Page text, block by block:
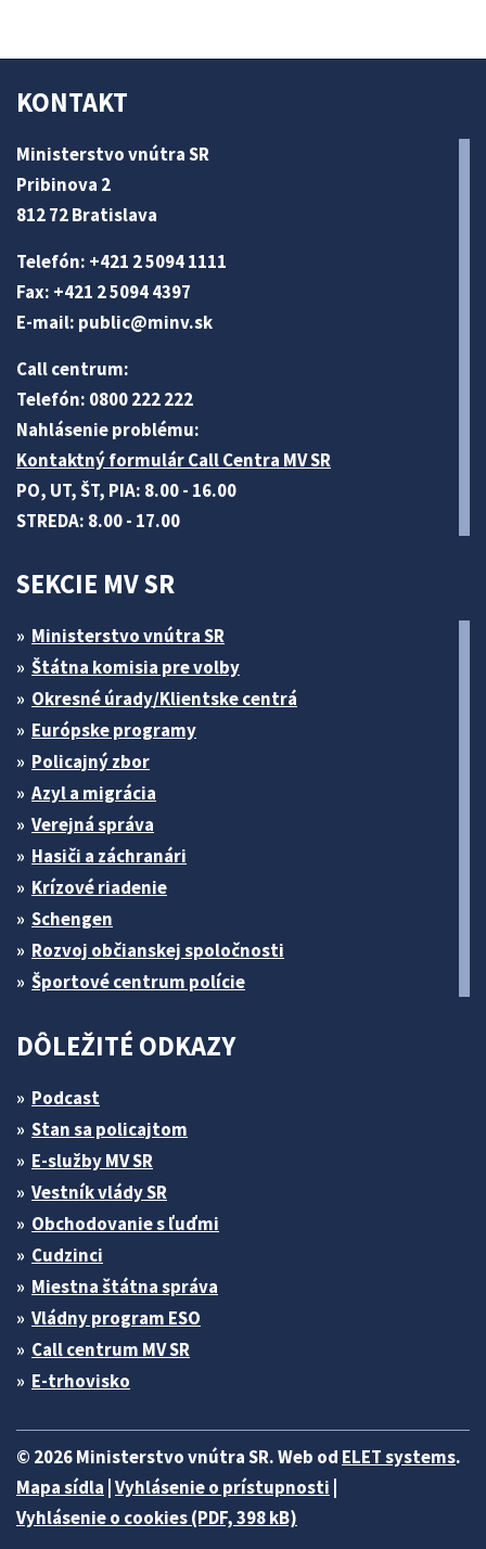
KONTAKT
Ministerstvo vnútra SR
Pribinova 2
812 72 Bratislava
Telefón: +421 2 5094 1111
Fax: +421 2 5094 4397
E-mail: public@minv.sk
Call centrum:
Telefón: 0800 222 222
Nahlásenie problému:
Kontaktný formulár Call Centra MV SR
PO, UT, ŠT, PIA: 8.00 - 16.00
STREDA: 8.00 - 17.00
SEKCIE MV SR
Ministerstvo vnútra SR
Štátna komisia pre volby
Okresné úrady/Klientske centrá
Európske programy
Policajný zbor
Azyl a migrácia
Verejná správa
Hasiči a záchranári
Krízové riadenie
Schengen
Rozvoj občianskej spoločnosti
Športové centrum polície
DÔLEŽITÉ ODKAZY
Podcast
Stan sa policajtom
E-služby MV SR
Vestník vlády SR
Obchodovanie s ľuďmi
Cudzinci
Miestna štátna správa
Vládny program ESO
Call centrum MV SR
E-trhovisko
© 2026 Ministerstvo vnútra SR. Web od ELET systems.
Mapa sídla Vyhlásenie o prístupnosti
Vyhlásenie o cookies (PDF, 398 kB)